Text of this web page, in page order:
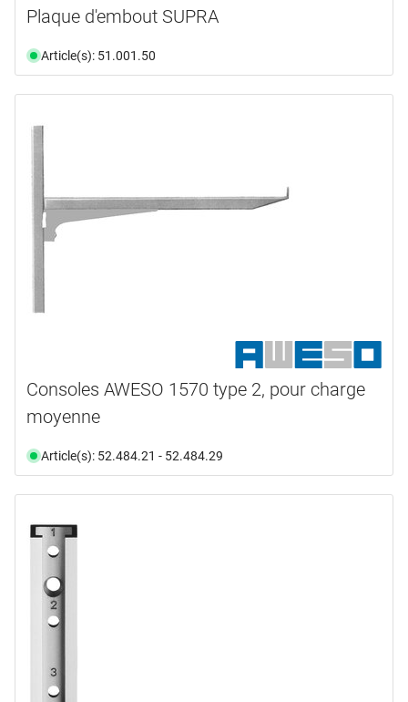
Plaque d'embout SUPRA
Article(s): 51.001.50
Consoles AWESO 1570 type 2, pour charge
moyenne
Article(s): 52.484.21 - 52.484.29